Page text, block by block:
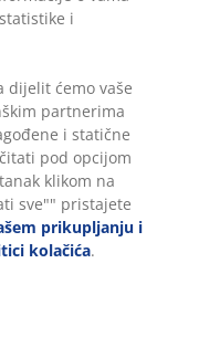
izboru
grubo tkanom
51x100x4 cm
i
dijelit ćemo vaše
partnerima
i statične
pod opcijom
klikom na
sve"" pristajete
prikupljanju i
kolačića.